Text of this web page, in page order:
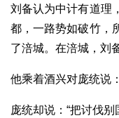
刘备认为中计有道理
都，一路势如破竹，
了涪城。在涪城，刘
他乘着酒兴对庞统说
庞统却说：“把讨伐